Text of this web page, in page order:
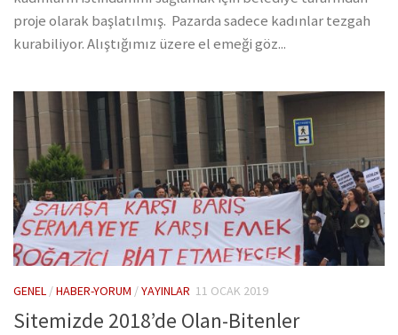
proje olarak başlatılmış. Pazarda sadece kadınlar tezgah
kurabiliyor. Alıştığımız üzere el emeği göz...
GENEL /HABER-YORUM /YAYINLAR 11 OCAK 2019
Sitemizde 2018’de Olan-Bitenler